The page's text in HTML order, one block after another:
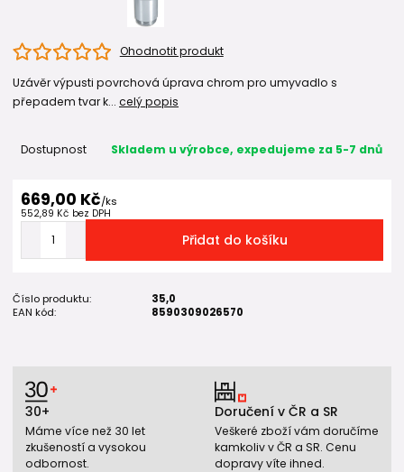
Ohodnotit produkt
Uzávěr výpusti povrchová úprava chrom pro umyvadlo s
přepadem tvar k... celý popis
Dostupnost Skladem u výrobce, expedujeme za 5-7 dnů
669,00 Kč/ks
552,89 Kč bez DPH
Přidat do košíku
Číslo produktu:
35,0
EAN kód:
8590309026570
30+
Máme více než 30 let
zkušeností a vysokou
odbornost.
Doručení v ČR a SR
Veškeré zboží vám doručíme
kamkoliv v ČR a SR. Cenu
dopravy víte ihned.